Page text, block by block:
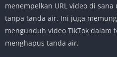
menempelkan URL video di
tanpa tanda air. Ini juga
mengunduh video TikTok dalam
menghapus tanda air.